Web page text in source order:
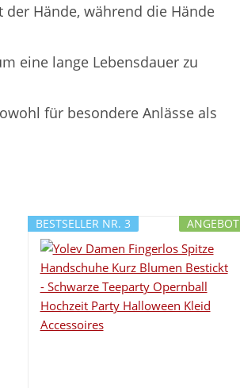
Hände, während die Hände
eine lange Lebensdauer zu
für besondere Anlässe als
ANGEBOT
BESTSELLER NR. 3